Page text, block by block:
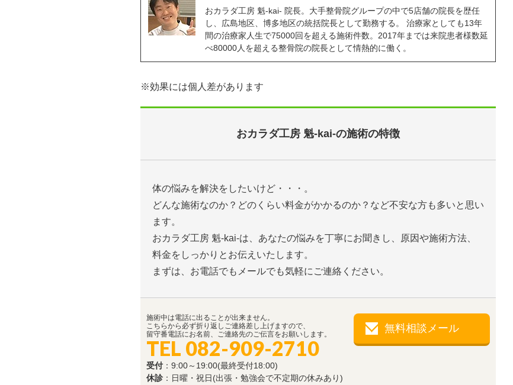
おカラダ工房 魁-kai- 院長。大手整骨院グループの中で5店舗の院長を歴任
し、広島地区、博多地区の統括院長として勤務する。 治療家としても13年
間の治療家人生で75000回を超える施術件数。2017年までは来院患者様数延
べ80000人を超える整骨院の院長として情熱的に働く。
※効果には個人差があります
おカラダ工房 魁-kai-の施術の特徴
体の悩みを解決をしたいけど・・・。
どんな施術なのか？どのくらい料金がかかるのか？など不安な方も多いと思い
ます。
おカラダ工房 魁-kai-は、あなたの悩みを丁寧にお聞きし、原因や施術方法、
料金をしっかりとお伝えいたします。
まずは、お電話でもメールでも気軽にご連絡ください。
施術中は電話に出ることが出来ません。
こちらから必ず折り返しご連絡差し上げますので、
留守番電話にお名前、ご連絡先のご伝言をお願いします。
TEL 082-909-2710
受付 ：9:00～19:00(最終受付18:00)
休診 ：日曜・祝日(出張・勉強会で不定期の休みあり)
無料相談メール